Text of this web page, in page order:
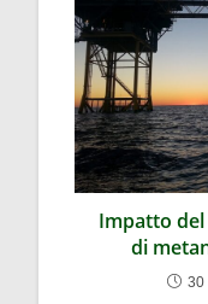
Impatto
di
30